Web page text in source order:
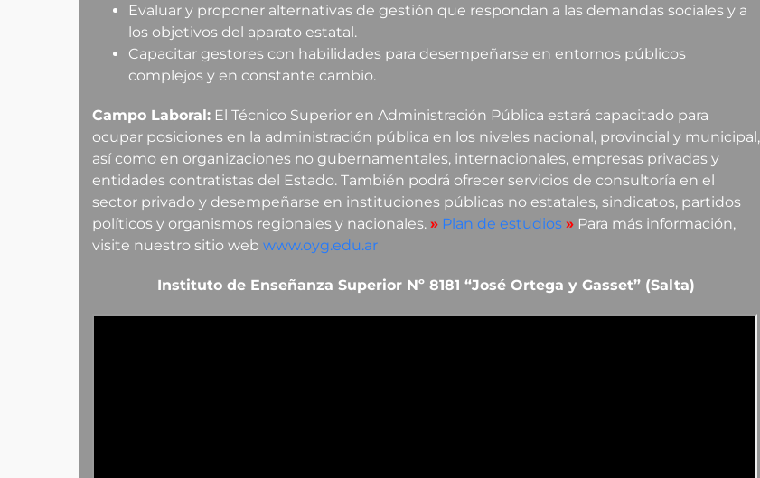
Evaluar y proponer alternativas de gestión que respondan a las demandas sociales y a
los objetivos del aparato estatal.
Capacitar gestores con habilidades para desempeñarse en entornos públicos
complejos y en constante cambio.
Campo Laboral: El Técnico Superior en Administración Pública estará capacitado para
ocupar posiciones en la administración pública en los niveles nacional, provincial y municipal,
así como en organizaciones no gubernamentales, internacionales, empresas privadas y
entidades contratistas del Estado. También podrá ofrecer servicios de consultoría en el
sector privado y desempeñarse en instituciones públicas no estatales, sindicatos, partidos
políticos y organismos regionales y nacionales. » Plan de estudios » Para más información,
visite nuestro sitio web www.oyg.edu.ar
Instituto de Enseñanza Superior Nº 8181 “José Ortega y Gasset” (Salta)